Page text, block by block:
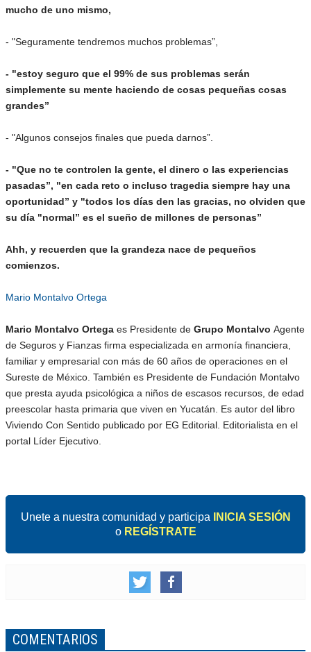
mucho de uno mismo,
- "Seguramente tendremos muchos problemas”,
- "estoy seguro que el 99% de sus problemas serán
simplemente su mente haciendo de cosas pequeñas cosas
grandes”
- "Algunos consejos finales que pueda darnos”.
- "Que no te controlen la gente, el dinero o las experiencias
pasadas”, "en cada reto o incluso tragedia siempre hay una
oportunidad” y "todos los días den las gracias, no olviden que
su día "normal” es el sueño de millones de personas”
Ahh, y recuerden que la grandeza nace de pequeños
comienzos.
Mario Montalvo Ortega
Mario Montalvo Ortega es Presidente de Grupo Montalvo Agente
de Seguros y Fianzas firma especializada en armonía financiera,
familiar y empresarial con más de 60 años de operaciones en el
Sureste de México. También es Presidente de Fundación Montalvo
que presta ayuda psicológica a niños de escasos recursos, de edad
preescolar hasta primaria que viven en Yucatán. Es autor del libro
Viviendo Con Sentido publicado por EG Editorial. Editorialista en el
portal Líder Ejecutivo.
Unete a nuestra comunidad y participa
INICIA SESIÓN
o REGÍSTRATE
COMENTARIOS